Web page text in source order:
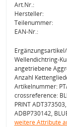
Art.Nr.:
Hersteller:
Teilenummer:
EAN-Nr.:
Wellendichtring-
angetriebene
Anzahl
Artikelnummer:
crossreference:
PRINT
ADBP730142,
weitere Attribute